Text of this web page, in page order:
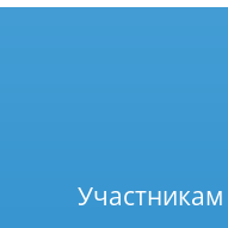
Участникам